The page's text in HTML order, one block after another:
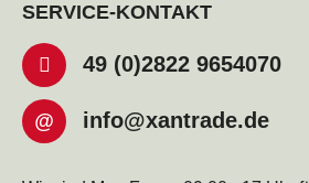
SERVICE-KONTAKT
49 (0)2822 9654070
@ info@xantrade.de